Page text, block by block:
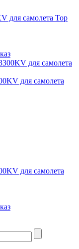
для самолета Top
для самолета
для самолета